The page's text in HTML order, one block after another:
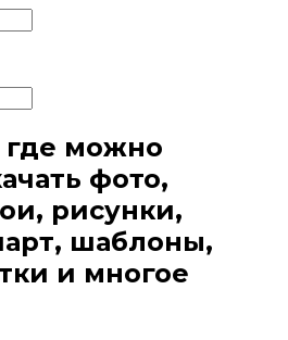
где можно
фото,
рисунки,
шаблоны,
и многое